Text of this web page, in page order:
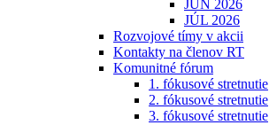
JÚN 2026
JÚL 2026
Rozvojové tímy v akcii
Kontakty na členov RT
Komunitné fórum
1. fókusové stretnutie
2. fókusové stretnutie
3. fókusové stretnutie